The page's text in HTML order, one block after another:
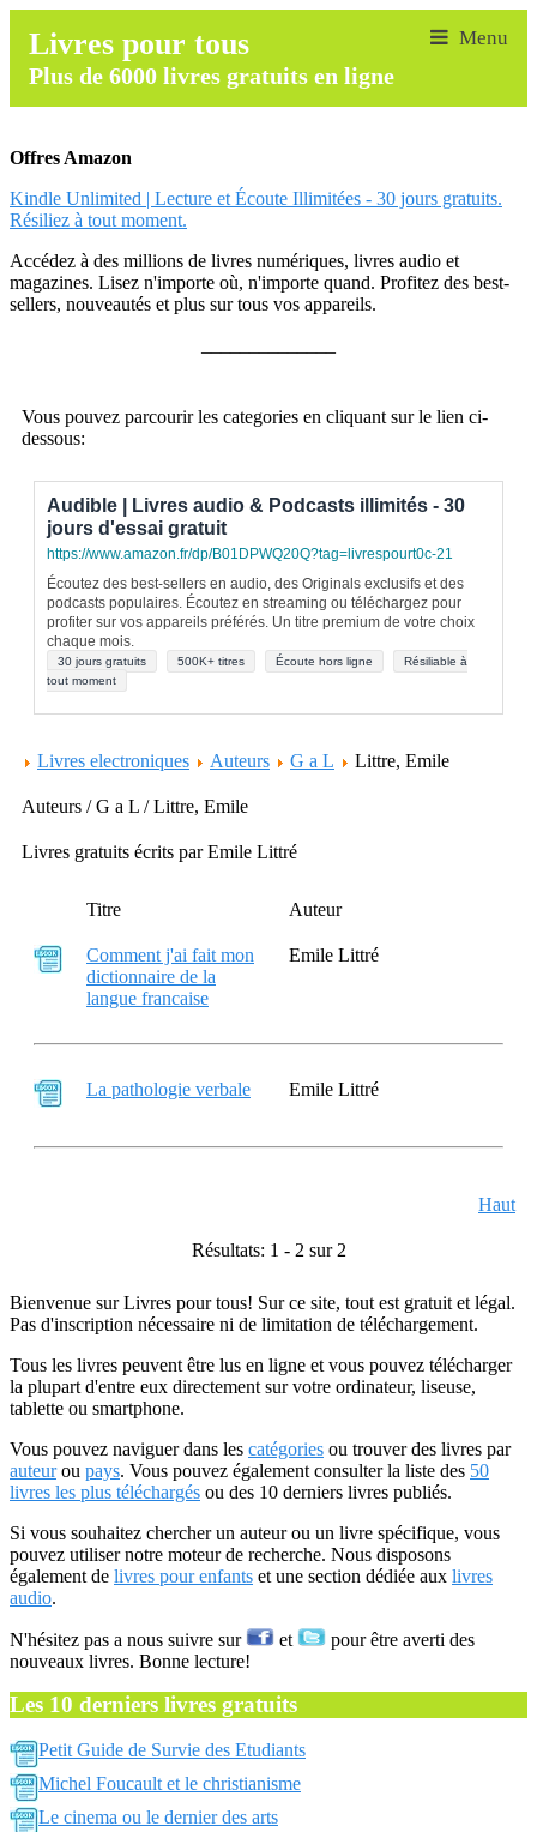
Livres pour tous
Plus de 6000 livres gratuits en ligne
Offres Amazon
Kindle Unlimited | Lecture et Écoute Illimitées - 30 jours gratuits.
Résiliez à tout moment.
Accédez à des millions de livres numériques, livres audio et
magazines. Lisez n'importe où, n'importe quand. Profitez des best-
sellers, nouveautés et plus sur tous vos appareils.
Vous pouvez parcourir les categories en cliquant sur le lien ci-
dessous:
Audible | Livres audio & Podcasts illimités - 30
jours d'essai gratuit
https://www.amazon.fr/dp/B01DPWQ20Q?tag=livrespourt0c-21
Écoutez des best-sellers en audio, des Originals exclusifs et des
podcasts populaires. Écoutez en streaming ou téléchargez pour
profiter sur vos appareils préférés. Un titre premium de votre choix
chaque mois.
30 jours gratuits 500K+ titres Écoute hors ligne
Résiliable à
tout moment
Livres electroniques Auteurs G a L Littre, Emile
Auteurs / G a L / Littre, Emile
Livres gratuits écrits par Emile Littré
Titre Auteur
Comment j'ai fait mon
dictionnaire de la
langue francaise
Emile Littré
La pathologie verbale Emile Littré
Haut
Résultats: 1 - 2 sur 2
Bienvenue sur Livres pour tous! Sur ce site, tout est gratuit et légal.
Pas d'inscription nécessaire ni de limitation de téléchargement.
Tous les livres peuvent être lus en ligne et vous pouvez télécharger
la plupart d'entre eux directement sur votre ordinateur, liseuse,
tablette ou smartphone.
Vous pouvez naviguer dans les catégories ou trouver des livres par
auteurou pays. Vous pouvez également consulter la liste des 50
livres les plus téléchargés ou des 10 derniers livres publiés.
Si vous souhaitez chercher un auteur ou un livre spécifique, vous
pouvez utiliser notre moteur de recherche. Nous disposons
également de livres pour enfants et une section dédiée aux livres
audio.
N'hésitez pas a nous suivre sur et
pour être averti des
nouveaux livres. Bonne lecture!
Les 10 derniers livres gratuits
Petit Guide de Survie des Etudiants
Michel Foucault et le christianisme
Le cinema ou le dernier des arts